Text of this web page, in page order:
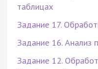
таблицах
Задание 17.
Задание 16. Анализ
Задание 12.